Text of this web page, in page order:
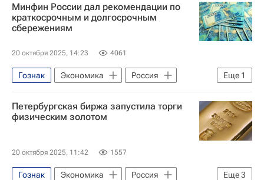
Большой театр
Москва
Минфин России дал рекомендации по
краткосрочным и долгосрочным
сбережениям
20 октября 2025, 14:23 4061
Еще 1
Гознак Экономика
Россия
Алексей Моисеев
Петербургская биржа запустила торги
физическим золотом
20 октября 2025, 11:42 1557
Еще3
Гознак Экономика
Россия